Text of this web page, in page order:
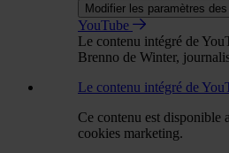
Modifier les paramètres
YouTube
Le contenu intégré de
Brenno de Winter,
Le contenu intégré de
Ce contenu est disponible
cookies marketing.